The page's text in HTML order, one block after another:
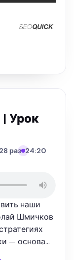
Урок
раз 24:20
наши
Шмичков
— основа
важно